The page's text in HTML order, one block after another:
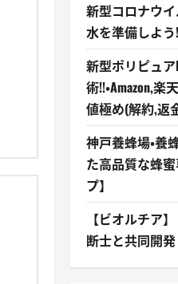
新型コロナウ
水を準備しよう!
新型ポリピュア
術!!・Amazon,
値極め(解約,返
神戸養蜂場・養
た高品質な蜂
プ】
【ビオルチア
断士と共同開